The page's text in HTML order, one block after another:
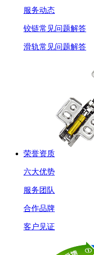
服务动态
铰链常见问题解答
滑轨常见问题解答
荣誉资质
六大优势
服务团队
合作品牌
客户见证